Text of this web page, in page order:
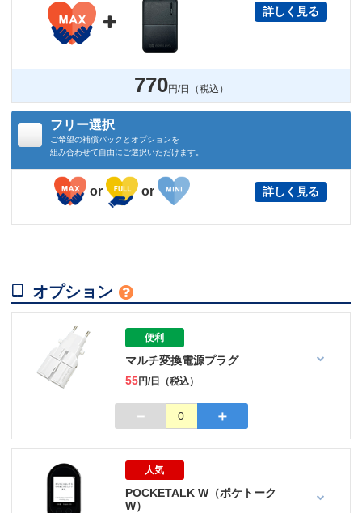

詳しく見る
770円/日（税込）
フリー選択
ご希望の補償パックとオプションを
組み合わせて自由にご選択いただけます。
or or 詳しく見る
 オプション 
便利
マルチ変換電源プラグ
55円/日（税込）
－ 0 ＋
人気
POCKETALK W（ポケトーク
W）